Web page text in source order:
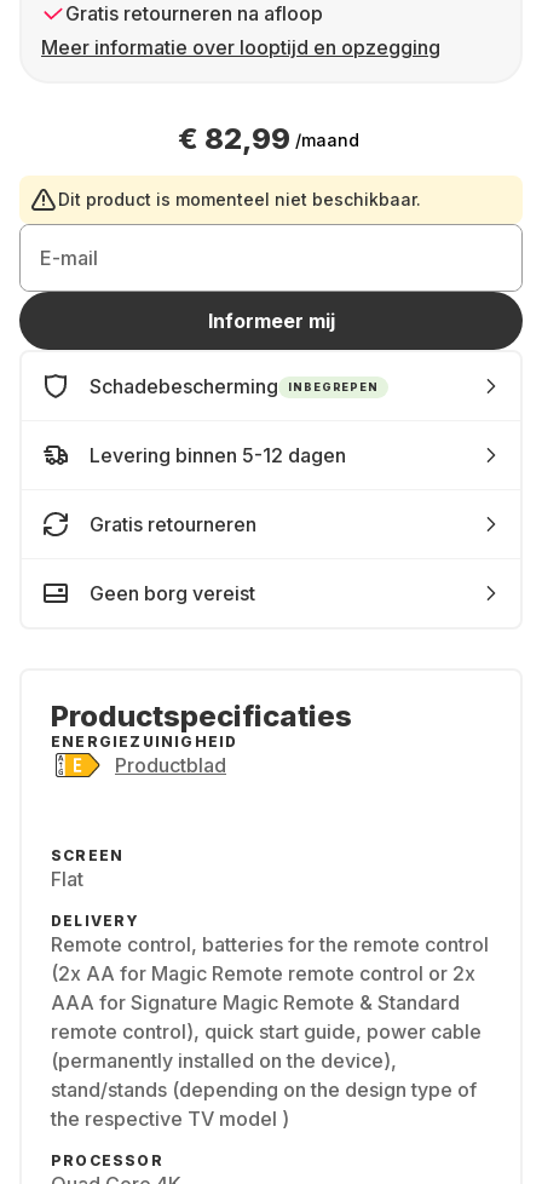
Gratis retourneren na afloop
Meer informatie over looptijd en opzegging
€ 82,99 /maand
Dit product is momenteel niet beschikbaar.
E-mail
Informeer mij
Schadebescherming INBEGREPEN
Levering binnen 5-12 dagen
Gratis retourneren
Geen borg vereist
Productspecificaties
ENERGIEZUINIGHEID
Productblad
SCREEN
Flat
DELIVERY
Remote control, batteries for the remote control
(2x AA for Magic Remote remote control or 2x
AAA for Signature Magic Remote & Standard
remote control), quick start guide, power cable
(permanently installed on the device),
stand/stands (depending on the design type of
the respective TV model )
PROCESSOR